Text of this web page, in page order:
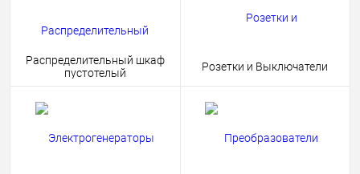
Распределительный шкаф
пустотелый
Розетки и Выключатели